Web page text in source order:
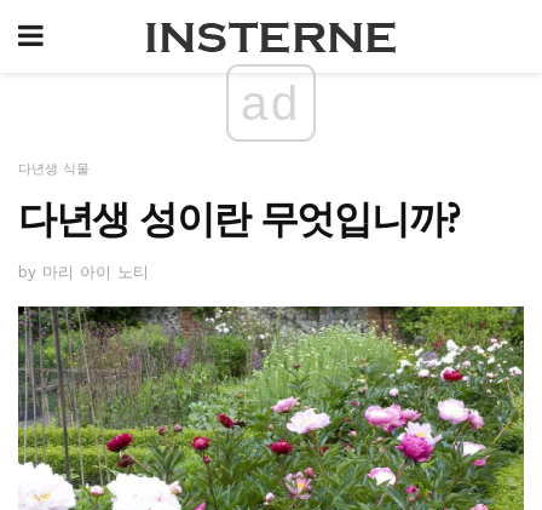
ad
다년생 식물
다년생 성이란 무엇입니까?
by 마리 아이 노티